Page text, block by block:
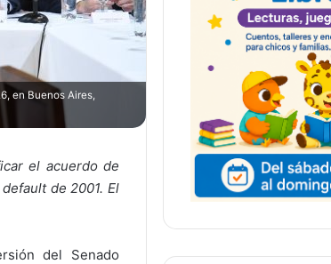
en Buenos Aires,
el acuerdo de
de 2001. El
del Senado